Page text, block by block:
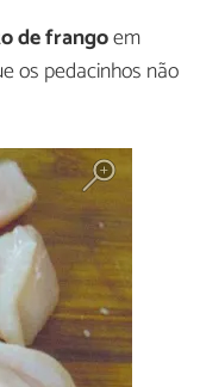
de frangoem
os pedacinhos não